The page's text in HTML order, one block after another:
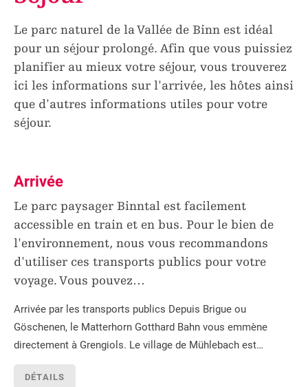
Le parc naturel de la Vallée de Binn est idéal
pour un séjour prolongé. Afin que vous puissiez
planifier au mieux votre séjour, vous trouverez
ici les informations sur l'arrivée, les hôtes ainsi
que d'autres informations utiles pour votre
séjour.
Arrivée
Le parc paysager Binntal est facilement
accessible en train et en bus. Pour le bien de
l'environnement, nous vous recommandons
d'utiliser ces transports publics pour votre
voyage. Vous pouvez…
Arrivée par les transports publics Depuis Brigue ou
Göschenen, le Matterhorn Gotthard Bahn vous emmène
directement à Grengiols. Le village de Mühlebach est…
DÉTAILS